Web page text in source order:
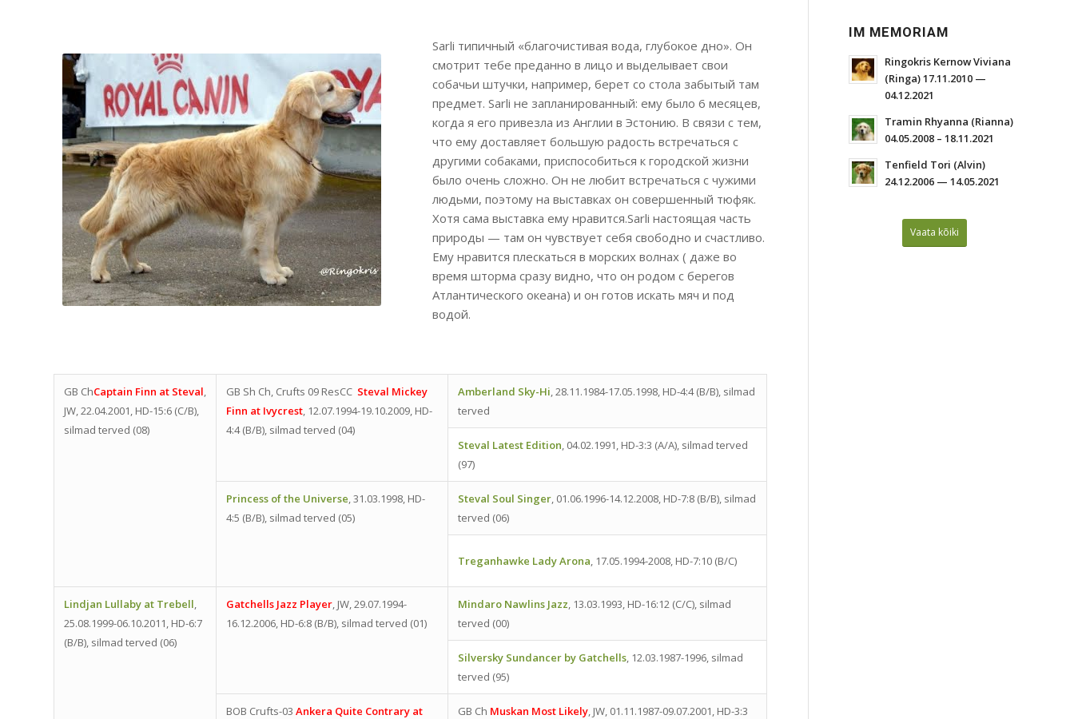
Sarli типичный «благочистивая вода, глубокое дно». Он
смотрит тебе преданно в лицо и выделывает свои
собачьи штучки, например, берет со стола забытый там
предмет. Sarli не запланированный: ему было 6 месяцев,
когда я его привезла из Англии в Эстонию. В связи с тем,
что ему доставляет большую радость встречаться с
другими собаками, приспособиться к городской жизни
было очень сложно. Он не любит встречаться с чужими
людьми, поэтому на выставках он совершенный тюфяк.
Хотя сама выставка ему нравится.Sarli настоящая часть
природы — там он чувствует себя свободно и счастливо.
Ему нравится плескаться в морских волнах ( даже во
время шторма сразу видно, что он родом с берегов
Атлантического океана) и он готов искать мяч и под
водой.
GB ChCaptain Finn at Steval,
JW, 22.04.2001, HD-15:6 (C/B),
silmad terved (08)
GB Sh Ch, Crufts 09 ResCC Steval Mickey
Finn at Ivycrest, 12.07.1994-19.10.2009, HD-
4:4 (B/B), silmad terved (04)
Amberland Sky-Hi, 28.11.1984-17.05.1998, HD-4:4 (B/B), silmad
terved
Steval Latest Edition, 04.02.1991, HD-3:3 (A/A), silmad terved
(97)
Princess of the Universe, 31.03.1998, HD-
4:5 (B/B), silmad terved (05)
Steval Soul Singer, 01.06.1996-14.12.2008, HD-7:8 (B/B), silmad
terved (06)
Treganhawke Lady Arona, 17.05.1994-2008, HD-7:10 (B/C)
Lindjan Lullaby at Trebell,
25.08.1999-06.10.2011, HD-6:7
(B/B), silmad terved (06)
Gatchells Jazz Player, JW, 29.07.1994-
16.12.2006, HD-6:8 (B/B), silmad terved (01)
Mindaro Nawlins Jazz, 13.03.1993, HD-16:12 (C/C), silmad
terved (00)
Silversky Sundancer by Gatchells, 12.03.1987-1996, silmad
terved (95)
BOB Crufts-03 Ankera Quite Contrary at
GB Ch Muskan Most Likely, JW, 01.11.1987-09.07.2001, HD-3:3
IM MEMORIAM
Ringokris Kernow Viviana
(Ringa) 17.11.2010 —
04.12.2021
Tramin Rhyanna (Rianna)
04.05.2008 – 18.11.2021
Tenfield Tori (Alvin)
24.12.2006 — 14.05.2021
Vaata kõiki